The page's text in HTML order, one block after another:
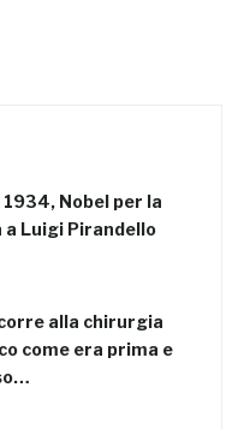
Nobel per la
Luigi Pirandello
alla chirurgia
come era prima e